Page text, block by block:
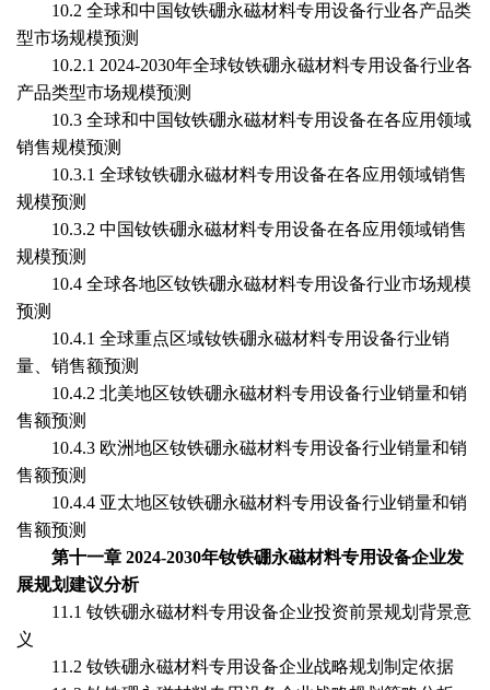
10.2 全球和中国钕铁硼永磁材料专用设备行业各产品类
型市场规模预测
10.2.1 2024-2030年全球钕铁硼永磁材料专用设备行业各
产品类型市场规模预测
10.3 全球和中国钕铁硼永磁材料专用设备在各应用领域
销售规模预测
10.3.1 全球钕铁硼永磁材料专用设备在各应用领域销售
规模预测
10.3.2 中国钕铁硼永磁材料专用设备在各应用领域销售
规模预测
10.4 全球各地区钕铁硼永磁材料专用设备行业市场规模
预测
10.4.1 全球重点区域钕铁硼永磁材料专用设备行业销
量、销售额预测
10.4.2 北美地区钕铁硼永磁材料专用设备行业销量和销
售额预测
10.4.3 欧洲地区钕铁硼永磁材料专用设备行业销量和销
售额预测
10.4.4 亚太地区钕铁硼永磁材料专用设备行业销量和销
售额预测
第十一章 2024-2030年钕铁硼永磁材料专用设备企业发
展规划建议分析
11.1 钕铁硼永磁材料专用设备企业投资前景规划背景意
义
11.2 钕铁硼永磁材料专用设备企业战略规划制定依据